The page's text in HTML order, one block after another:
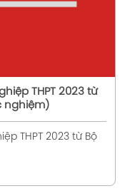
THPT 2023 từ
nghiệm)
THPT 2023 từ Bộ